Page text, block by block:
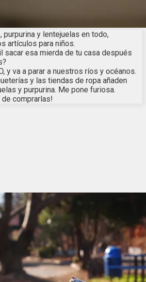
purpurina y lentejuelas en todo,
artículos para niños.
sacar esa mierda de tu casa después
y va a parar a nuestros ríos y océanos.
y las tiendas de ropa añaden
y purpurina. Me pone furiosa.
de comprarlas!